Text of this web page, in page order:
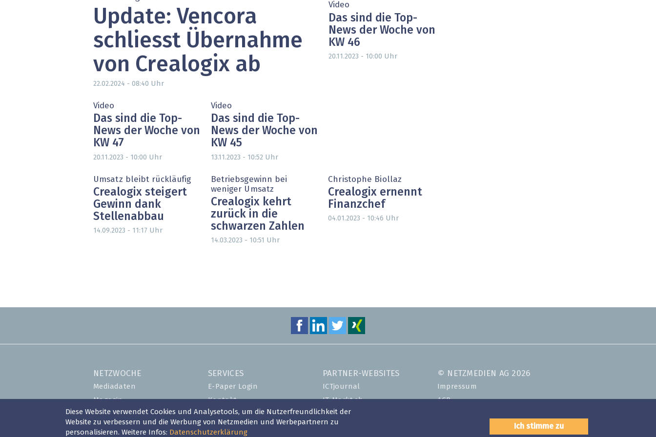
» alle News Gesundheit wird digital
Blockchain
EU-DSGVO
Digital Banking
» alle Dossiers
IT for Health
Artificial Intelligence
Finance 2030
» alle Specials
Update: Vencora
schliesst Übernahme
von Crealogix ab
22.02.2024 - 08:40 Uhr
Video
Das sind die Top-
News der Woche von
KW 46
20.11.2023 - 10:00 Uhr
Video
Das sind die Top-
News der Woche von
KW 47
20.11.2023 - 10:00 Uhr
Video
Das sind die Top-
News der Woche von
KW 45
13.11.2023 - 10:52 Uhr
Umsatz bleibt rückläufig
Crealogix steigert
Gewinn dank
Stellenabbau
14.09.2023 - 11:17 Uhr
Betriebsgewinn bei
weniger Umsatz
Crealogix kehrt
zurück in die
schwarzen Zahlen
14.03.2023 - 10:51 Uhr
Christophe Biollaz
Crealogix ernennt
Finanzchef
04.01.2023 - 10:46 Uhr
NETZWOCHE
Mediadaten
Magazin
Shop
Abo
SERVICES
E-Paper Login
Kontakt
Event-Plus-Eintrag
Login
PARTNER-WEBSITES
ICTjournal
IT-Markt.ch
netzmedien.ch
© NETZMEDIEN AG 2026
Impressum
AGB
Datenschutzerklärung
Diese Website verwendet Cookies und Analysetools, um die Nutzerfreundlichkeit der
Website zu verbessern und die Werbung von Netzmedien und Werbepartnern zu
personalisieren. Weitere Infos: Datenschutzerklärung
Ich stimme zu